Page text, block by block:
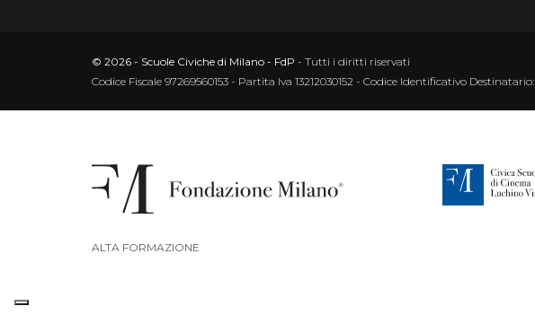
© 2026 - Scuole Civiche di Milano - FdP - Tutti i diritti riservati
Codice Fiscale 97269560153 - Partita Iva 13212030152 - Codice Identificativo Destinatario:
ALTA FORMAZIONE